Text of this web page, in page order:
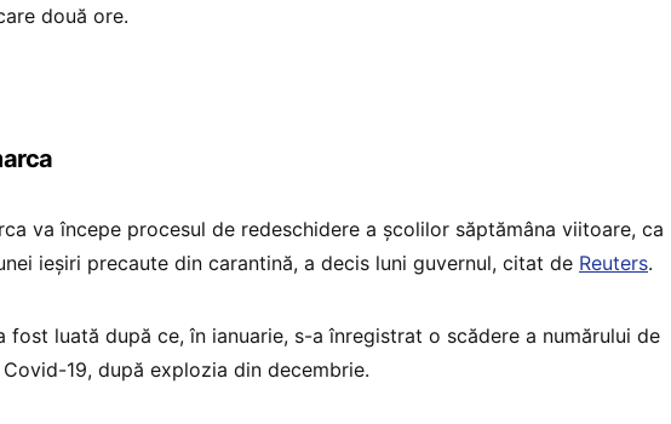
două ore.
va începe procesul de redeschidere a școlilor săptămâna viitoare, ca
ieșiri precaute din carantină, a decis luni guvernul, citat de Reuters.
fost luată după ce, în ianuarie, s-a înregistrat o scădere a numărului de
19, după explozia din decembrie.